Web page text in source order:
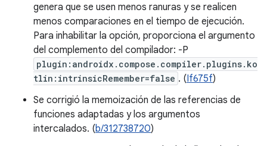
genera que se usen menos ranuras y se realicen
menos comparaciones en el tiempo de ejecución.
Para inhabilitar la opción, proporciona el argumento
del complemento del compilador: -P
plugin:androidx.compose.compiler.plugins.ko
tlin:intrinsicRemember=false . (If675f)
Se corrigió la memoización de las referencias de
funciones adaptadas y los argumentos
intercalados. (b/312738720)